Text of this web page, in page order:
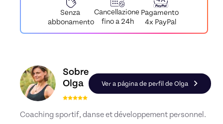
Senza
abbonamento
Cancellazione
fino a 24h
Pagamento
4x PayPal
Conheça o perfil de Olga, Skiller em Autres -
Sobre
Olga
Ver a página de perfil de Olga
Coaching sportif, danse et développement personnel.